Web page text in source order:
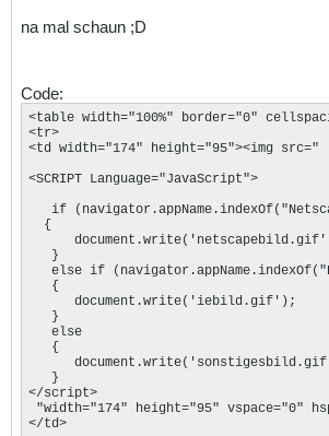
na mal schaun ;D
Code:
<table width="100%" border="0"
<tr>
<td width="174" height="95"><img src="
<SCRIPT Language="JavaScript">
if
  {
   }
else if
   {
      document.write('iebild.gif');
   }
   else
   {
   }
</script>
"width="174" height="95" vspace="0"
</td>